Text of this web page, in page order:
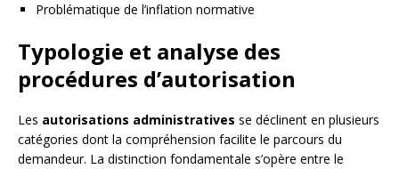
Problématique de l’inflation normative
Typologie et analyse des
procédures d’autorisation
Les autorisations administratives se déclinent en plusieurs
catégories dont la compréhension facilite le parcours du
demandeur. La distinction fondamentale s’opère entre le